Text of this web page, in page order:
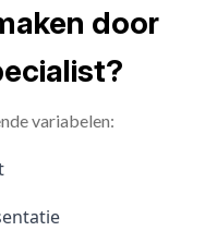
door
variabelen: